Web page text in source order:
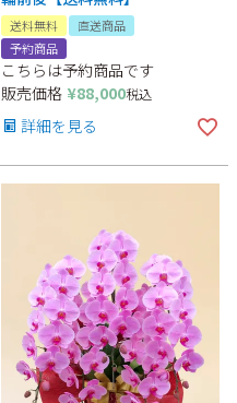
送料無料
直送商品
予約商品
こちらは予約商品です
販売価格 ¥88,000税込
詳細を見る